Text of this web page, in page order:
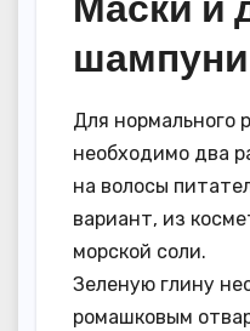
шампуни
Для нормального
необходимо два
на волосы
вариант, из
морской соли.
Зеленую глину
ромашковым